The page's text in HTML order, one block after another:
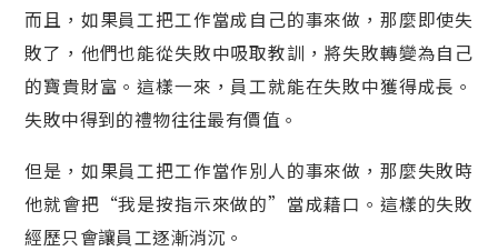
而且，如果員工把工作當成自己的事來做，那麼即使失
敗了，他們也能從失敗中吸取教訓，將失敗轉變為自己
的寶貴財富。這樣一來，員工就能在失敗中獲得成長。
失敗中得到的禮物往往最有價值。
但是，如果員工把工作當作別人的事來做，那麼失敗時
他就會把“我是按指示來做的”當成藉口。這樣的失敗
經歷只會讓員工逐漸消沉。